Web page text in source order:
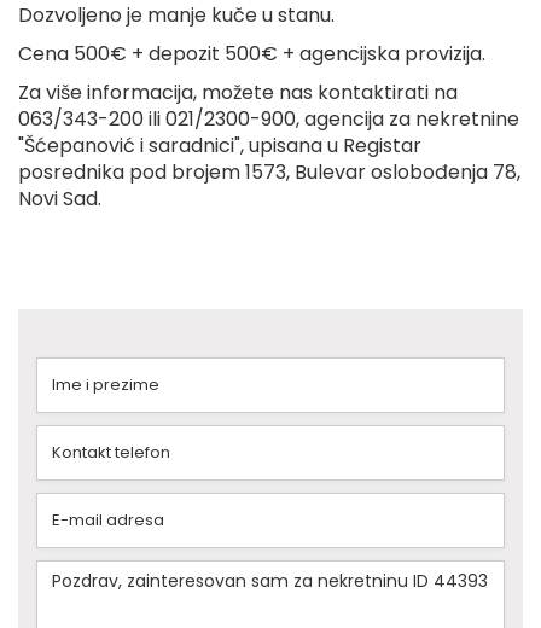
Dozvoljeno je manje kuče u stanu.
Cena 500€ + depozit 500€ + agencijska provizija.
Za više informacija, možete nas kontaktirati na
063/343-200 ili 021/2300-900, agencija za nekretnine
"Šćepanović i saradnici", upisana u Registar
posrednika pod brojem 1573, Bulevar oslobođenja 78,
Novi Sad.